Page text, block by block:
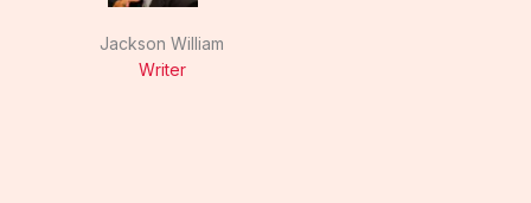
Jackson William
Writer